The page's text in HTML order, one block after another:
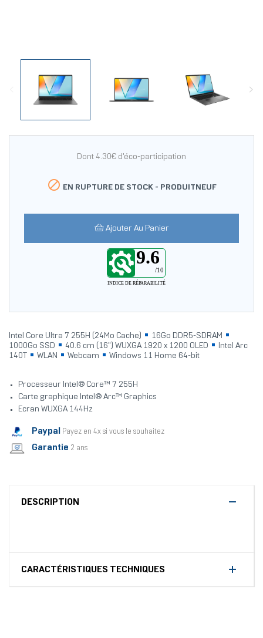
Dont 4.30€ d'éco-participation
 EN RUPTURE DE STOCK - PRODUITNEUF
Ajouter Au Panier
9.6
/10
INDICE DE RÉPARABILITÉ
Intel Core Ultra 7 255H (24Mo Cache)
16Go DDR5-SDRAM
1000Go SSD
40.6 cm (16") WUXGA 1920 x 1200 OLED
Intel Arc
140T
WLAN Webcam Windows 11 Home 64-bit
Processeur Intel® Core™ 7 255H
Carte graphique Intel® Arc™ Graphics
Ecran WUXGA 144Hz
Paypal Payez en 4x si vous le souhaitez
Garantie 2 ans
DESCRIPTION
CARACTÉRISTIQUES TECHNIQUES